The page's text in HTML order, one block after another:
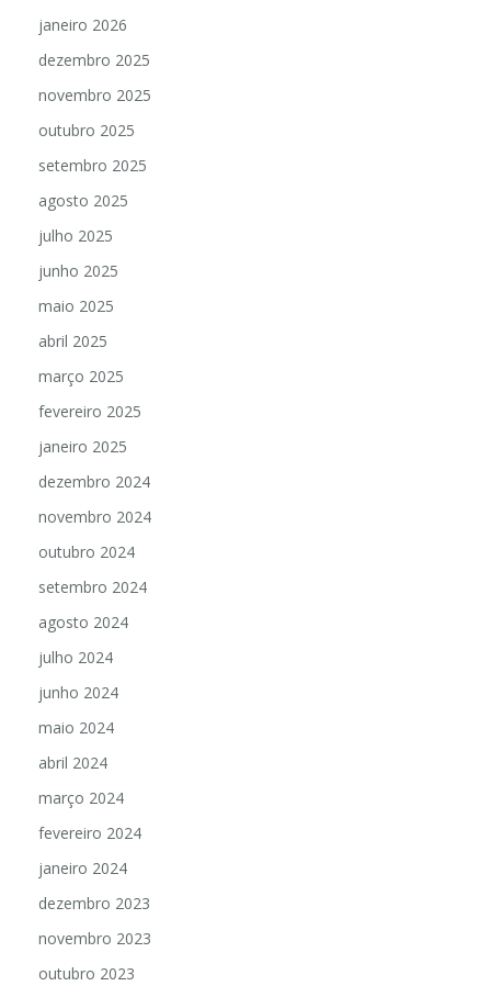
janeiro 2026
dezembro 2025
novembro 2025
outubro 2025
setembro 2025
agosto 2025
julho 2025
junho 2025
maio 2025
abril 2025
março 2025
fevereiro 2025
janeiro 2025
dezembro 2024
novembro 2024
outubro 2024
setembro 2024
agosto 2024
julho 2024
junho 2024
maio 2024
abril 2024
março 2024
fevereiro 2024
janeiro 2024
dezembro 2023
novembro 2023
outubro 2023